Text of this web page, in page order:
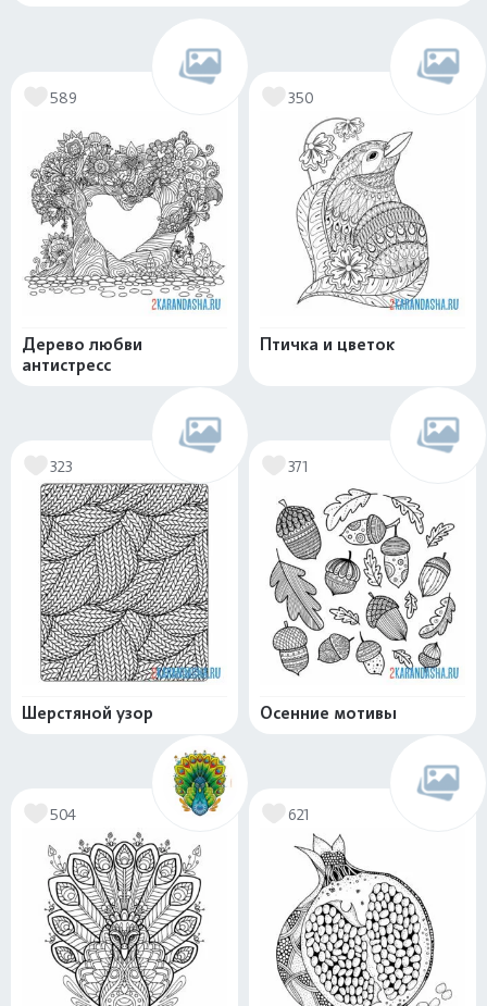
589
Дерево любви
антистресс
350
Птичка и цветок
323
Шерстяной узор
371
Осенние мотивы
504 621